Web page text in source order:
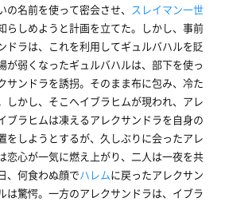
の名前を使って密会させ、
スレイマン一世
らしめようと計画を立てた。しかし、事前
ドラは、これを利用してギュルバハルを貶
が弱くなったギュルバハルは、部下を使っ
サンドラを誘拐。そのまま布に包み、冷た
しかし、そこへイブラヒムが現われ、アレ
ブラヒムは凍えるアレクサンドラを自身の
をしようとするが、久しぶりに会ったアレ
恋心が一気に燃え上がり、二人は一夜を共
、何食わぬ顔でハレムに戻ったアレクサン
は驚愕。一方のアレクサンドラは、イブラ